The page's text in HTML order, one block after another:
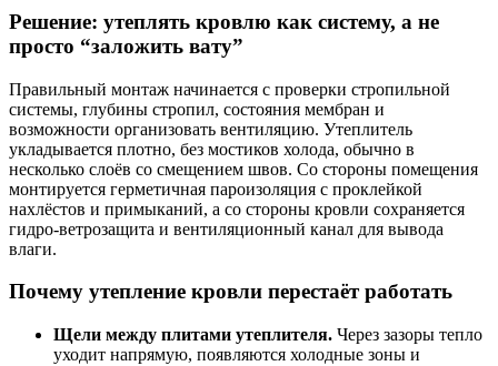
Решение: утеплять кровлю как систему, а не
просто “заложить вату”
Правильный монтаж начинается с проверки стропильной
системы, глубины стропил, состояния мембран и
возможности организовать вентиляцию. Утеплитель
укладывается плотно, без мостиков холода, обычно в
несколько слоёв со смещением швов. Со стороны помещения
монтируется герметичная пароизоляция с проклейкой
нахлёстов и примыканий, а со стороны кровли сохраняется
гидро-ветрозащита и вентиляционный канал для вывода
влаги.
Почему утепление кровли перестаёт работать
Щели между плитами утеплителя. Через зазоры тепло
уходит напрямую, появляются холодные зоны и